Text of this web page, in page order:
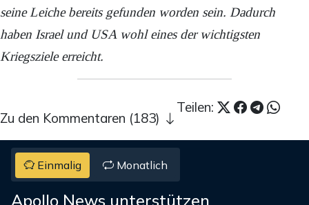
seine Leiche bereits gefunden worden sein. Dadurch
haben Israel und USA wohl eines der wichtigsten
Kriegsziele erreicht.
Teilen:
Zu den Kommentaren (183)
Einmalig Monatlich
Apollo News unterstützen